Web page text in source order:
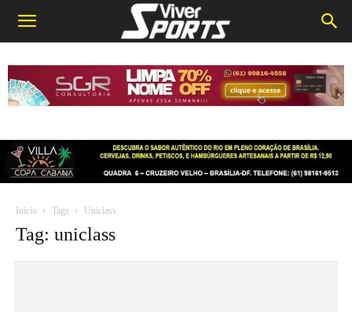
Início Tags Uniclass
Tag: uniclass